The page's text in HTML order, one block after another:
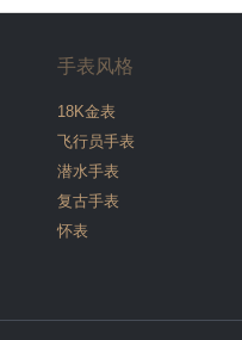
手表风格
18K金表
飞行员手表
潜水手表
复古手表
怀表